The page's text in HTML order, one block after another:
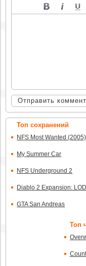
Топ сохранений
NFS Most Wanted (2005)
My Summer Car
NFS Underground 2
Diablo 2 Expansion: LOD
GTA San Andreas
Топ
Отправить